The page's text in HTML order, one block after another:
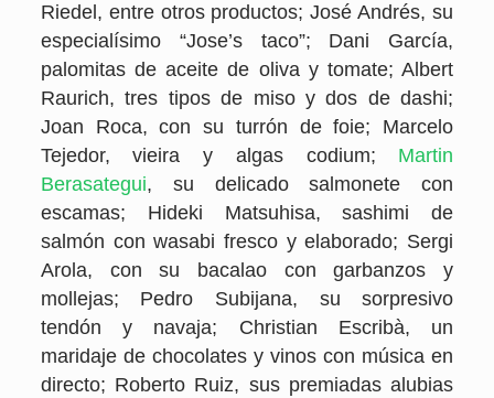
Riedel, entre otros productos; José Andrés, su
especialísimo “Jose’s taco”; Dani García,
palomitas de aceite de oliva y tomate; Albert
Raurich, tres tipos de miso y dos de dashi;
Joan Roca, con su turrón de foie; Marcelo
Tejedor, vieira y algas codium; Martin
Berasategui, su delicado salmonete con
escamas; Hideki Matsuhisa, sashimi de
salmón con wasabi fresco y elaborado; Sergi
Arola, con su bacalao con garbanzos y
mollejas; Pedro Subijana, su sorpresivo
tendón y navaja; Christian Escribà, un
maridaje de chocolates y vinos con música en
directo; Roberto Ruiz, sus premiadas alubias